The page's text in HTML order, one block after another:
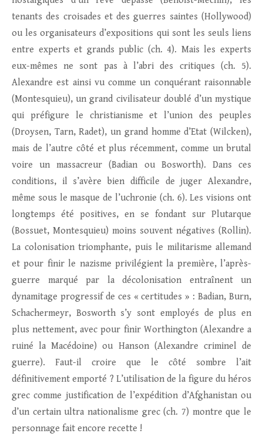
tenants des croisades et des guerres saintes (Hollywood)
ou les organisateurs d’expositions qui sont les seuls liens
entre experts et grands public (ch. 4). Mais les experts
eux-mêmes ne sont pas à l’abri des critiques (ch. 5).
Alexandre est ainsi vu comme un conquérant raisonnable
(Montesquieu), un grand civilisateur doublé d’un mystique
qui préfigure le christianisme et l’union des peuples
(Droysen, Tarn, Radet), un grand homme d’Etat (Wilcken),
mais de l’autre côté et plus récemment, comme un brutal
voire un massacreur (Badian ou Bosworth). Dans ces
conditions, il s’avère bien difficile de juger Alexandre,
même sous le masque de l’uchronie (ch. 6). Les visions ont
longtemps été positives, en se fondant sur Plutarque
(Bossuet, Montesquieu) moins souvent négatives (Rollin).
La colonisation triomphante, puis le militarisme allemand
et pour finir le nazisme privilégient la première, l’après-
guerre marqué par la décolonisation entraînent un
dynamitage progressif de ces « certitudes » : Badian, Burn,
Schachermeyr, Bosworth s’y sont employés de plus en
plus nettement, avec pour finir Worthington (Alexandre a
ruiné la Macédoine) ou Hanson (Alexandre criminel de
guerre). Faut-il croire que le côté sombre l’ait
définitivement emporté ? L’utilisation de la figure du héros
grec comme justification de l’expédition d’Afghanistan ou
d’un certain ultra nationalisme grec (ch. 7) montre que le
personnage fait encore recette !